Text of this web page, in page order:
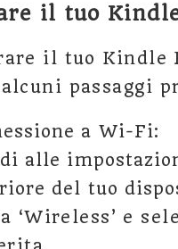
il tuo
il tuo Kindle
passaggi
a Wi-Fi:
alle
del tuo
‘Wireless’ e